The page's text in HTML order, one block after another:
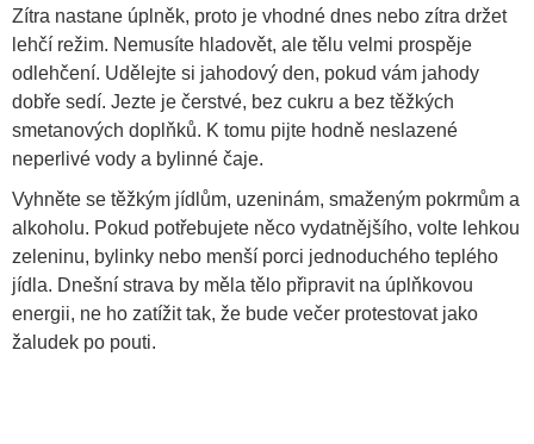
Zítra nastane úplněk, proto je vhodné dnes nebo zítra držet
lehčí režim. Nemusíte hladovět, ale tělu velmi prospěje
odlehčení. Udělejte si jahodový den, pokud vám jahody
dobře sedí. Jezte je čerstvé, bez cukru a bez těžkých
smetanových doplňků. K tomu pijte hodně neslazené
neperlivé vody a bylinné čaje.
Vyhněte se těžkým jídlům, uzeninám, smaženým pokrmům a
alkoholu. Pokud potřebujete něco vydatnějšího, volte lehkou
zeleninu, bylinky nebo menší porci jednoduchého teplého
jídla. Dnešní strava by měla tělo připravit na úplňkovou
energii, ne ho zatížit tak, že bude večer protestovat jako
žaludek po pouti.